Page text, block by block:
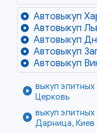
Автовыкуп
Автовыкуп
Автовыкуп
Автовыкуп
Автовыкуп
выкуп
Церковь
выкуп
Дарница, Киев